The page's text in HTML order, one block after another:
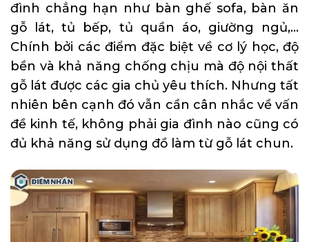
đình chẳng hạn như bàn ghế sofa, bàn ăn
gỗ lát, tủ bếp, tủ quần áo, giường ngủ,…
Chính bởi các điểm đặc biệt về cơ lý học, độ
bền và khả năng chống chịu mà độ nội thất
gỗ lát được các gia chủ yêu thích. Nhưng tất
nhiên bên cạnh đó vẫn cần cân nhắc về vấn
đề kinh tế, không phải gia đình nào cũng có
đủ khả năng sử dụng đồ làm từ gỗ lát chun.